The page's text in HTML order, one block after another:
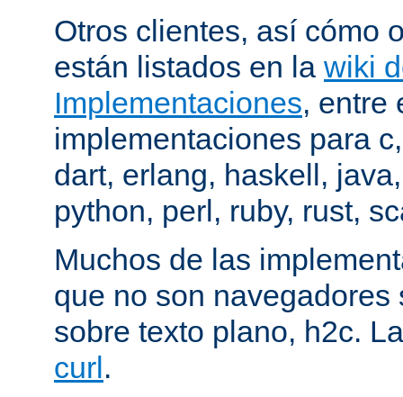
Otros clientes, así cómo
están listados en la wiki
Implementaciones, entre
implementaciones para
dart, erlang, haskell,
python, perl, ruby, rust,
Muchos de las
que no son navegadores
sobre texto plano, h2c.
curl.